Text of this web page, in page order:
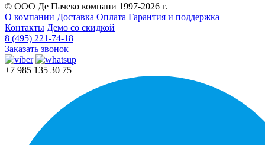
© ООО Де Пачеко компани 1997-2026 г.
О компании Доставка Оплата Гарантия и поддержка
Контакты Демо со скидкой
8 (495) 221-74-18
Заказать звонок
+7 985 135 30 75